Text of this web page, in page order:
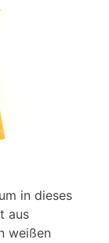
in dieses
aus
weißen